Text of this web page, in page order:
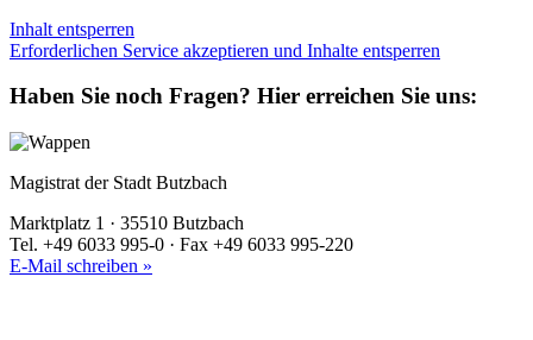
Inhalt entsperren
Erforderlichen Service akzeptieren und Inhalte entsperren
Haben Sie noch Fragen? Hier erreichen Sie uns:
Magistrat der Stadt Butzbach
Marktplatz 1 · 35510 Butzbach
Tel. +49 6033 995-0 · Fax +49 6033 995-220
E-Mail schreiben »